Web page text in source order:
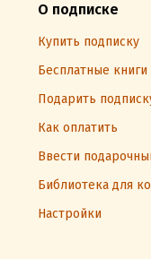
О подписке
Купить подписку
Бесплатные книги
Подарить
Как оплатить
Ввести
Библиотека для
Настройки